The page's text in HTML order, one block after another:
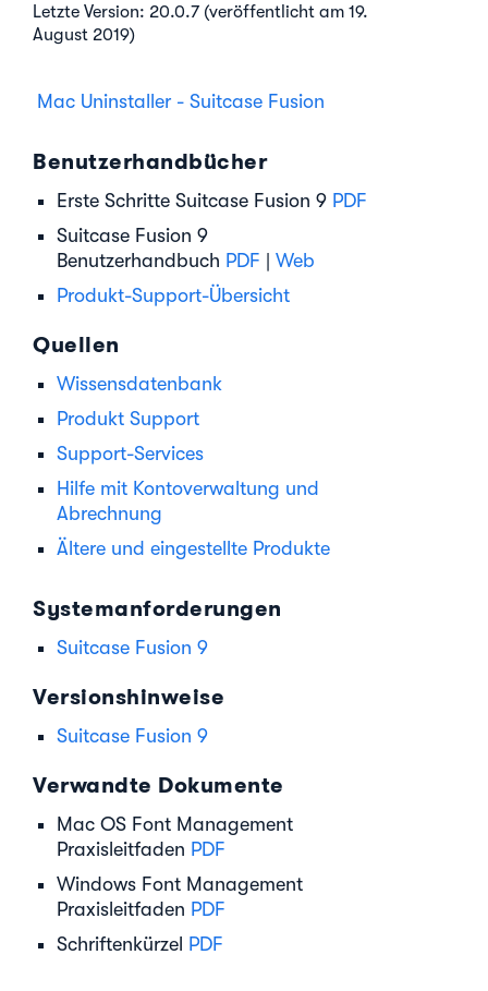
Letzte Version: 20.0.7 (veröffentlicht am 19.
August 2019)
Mac Uninstaller - Suitcase Fusion
Benutzerhandbücher
Erste Schritte Suitcase Fusion 9 PDF
Suitcase Fusion 9
Benutzerhandbuch PDF
Web
Produkt-Support-Übersicht
Quellen
Wissensdatenbank
Produkt Support
Support-Services
Hilfe mit Kontoverwaltung und
Abrechnung
Ältere und eingestellte Produkte
Systemanforderungen
Suitcase Fusion 9
Versionshinweise
Suitcase Fusion 9
Verwandte Dokumente
Mac OS Font Management
Praxisleitfaden PDF
Windows Font Management
Praxisleitfaden PDF
Schriftenkürzel PDF